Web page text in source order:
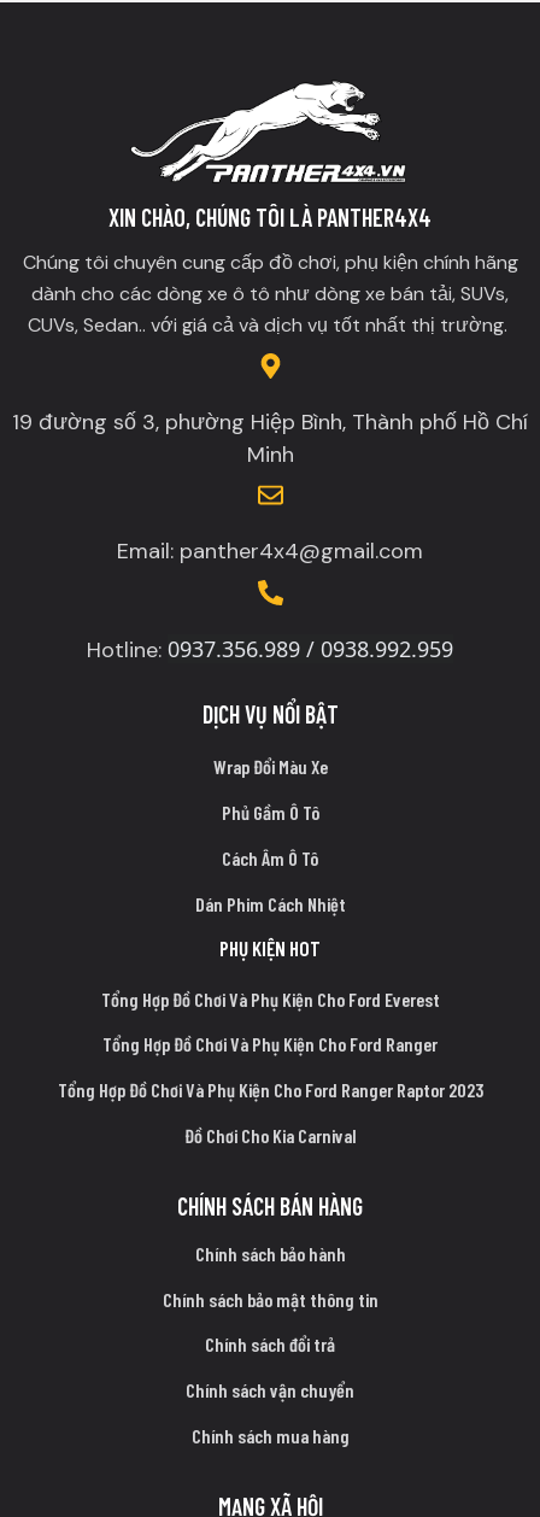
XIN CHÀO, CHÚNG TÔI LÀ PANTHER4X4
Chúng tôi chuyên cung cấp đồ chơi, phụ kiện chính hãng
dành cho các dòng xe ô tô như dòng xe bán tải, SUVs,
CUVs, Sedan.. với giá cả và dịch vụ tốt nhất thị trường.
19 đường số 3, phường Hiệp Bình, Thành phố Hồ Chí
Minh
Email: panther4x4@gmail.com
Hotline: 0937.356.989 / 0938.992.959
DỊCH VỤ NỔI BẬT
Wrap Đổi Màu Xe
Phủ Gầm Ô Tô
Cách Âm Ô Tô
Dán Phim Cách Nhiệt
PHỤ KIỆN HOT
Tổng Hợp Đồ Chơi Và Phụ Kiện Cho Ford Everest
Tổng Hợp Đồ Chơi Và Phụ Kiện Cho Ford Ranger
Tổng Hợp Đồ Chơi Và Phụ Kiện Cho Ford Ranger Raptor 2023
Đồ Chơi Cho Kia Carnival
CHÍNH SÁCH BÁN HÀNG
Chính sách bảo hành
Chính sách bảo mật thông tin
Chính sách đổi trả
Chính sách vận chuyển
Chính sách mua hàng
MẠNG XÃ HỘI